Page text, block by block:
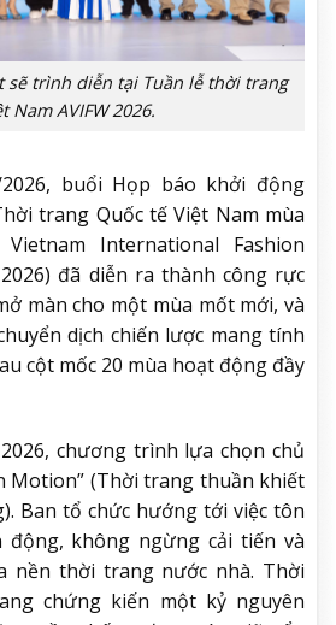
sẽ trình diễn tại Tuần lễ thời trang
Nam AVIFW 2026.
buổi Họp báo khởi động
trang Quốc tế Việt Nam mùa
International Fashion
đã diễn ra thành công rực
màn cho một mùa mốt mới, và
dịch chiến lược mang tính
cột mốc 20 mùa hoạt động đầy
chương trình lựa chọn chủ
Motion” (Thời trang thuần khiết
Ban tổ chức hướng tới việc tôn
không ngừng cải tiến và
nền thời trang nước nhà. Thời
chứng kiến một kỷ nguyên